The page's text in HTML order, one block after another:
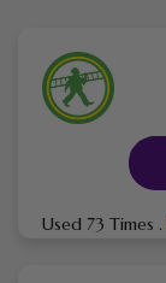
Used 73 Times .